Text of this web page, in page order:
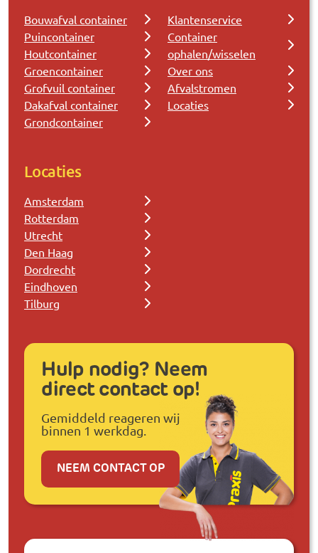
Bouwafval container
Puincontainer
Houtcontainer
Groencontainer
Grofvuil container
Dakafval container
Grondcontainer
Klantenservice
Container
ophalen/wisselen
Over ons
Afvalstromen
Locaties
Locaties
Amsterdam
Rotterdam
Utrecht
Den Haag
Dordrecht
Eindhoven
Tilburg
Hulp nodig? Neem
direct contact op!
Gemiddeld reageren wij
binnen 1 werkdag.
NEEM CONTACT OP